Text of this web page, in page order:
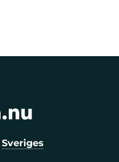
Sveriges